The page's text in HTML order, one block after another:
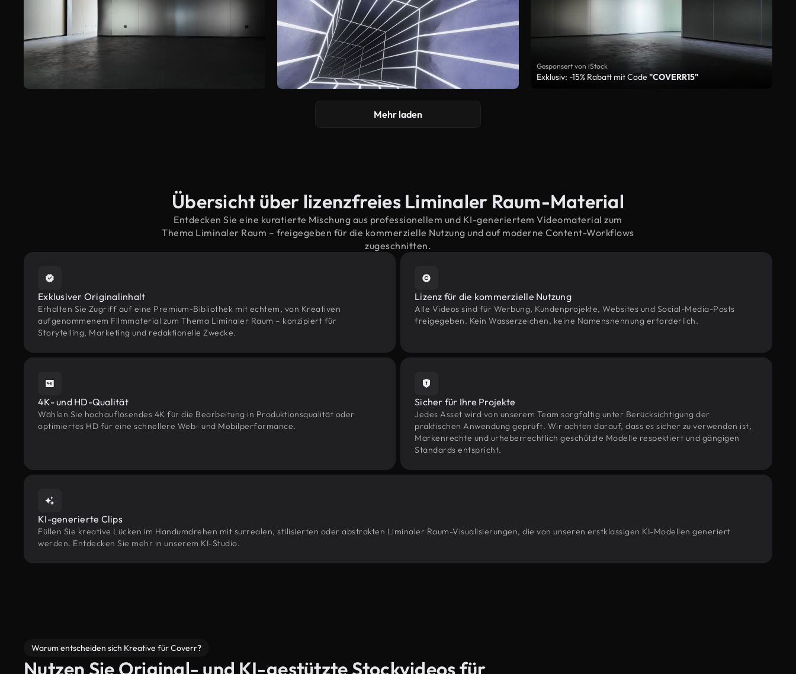
Gesponsert von iStock
Exklusiv: -15% Rabatt mit Code "COVERR15"
Mehr laden
Übersicht über lizenzfreies Liminaler Raum-Material
Entdecken Sie eine kuratierte Mischung aus professionellem und KI-generiertem Videomaterial zum
Thema Liminaler Raum – freigegeben für die kommerzielle Nutzung und auf moderne Content-Workflows
zugeschnitten.
Exklusiver Originalinhalt
Erhalten Sie Zugriff auf eine Premium-Bibliothek mit echtem, von Kreativen
aufgenommenem Filmmaterial zum Thema Liminaler Raum – konzipiert für
Storytelling, Marketing und redaktionelle Zwecke.
Lizenz für die kommerzielle Nutzung
Alle Videos sind für Werbung, Kundenprojekte, Websites und Social-Media-Posts
freigegeben. Kein Wasserzeichen, keine Namensnennung erforderlich.
4K- und HD-Qualität
Wählen Sie hochauflösendes 4K für die Bearbeitung in Produktionsqualität oder
optimiertes HD für eine schnellere Web- und Mobilperformance.
Sicher für Ihre Projekte
Jedes Asset wird von unserem Team sorgfältig unter Berücksichtigung der
praktischen Anwendung geprüft. Wir achten darauf, dass es sicher zu verwenden ist,
Markenrechte und urheberrechtlich geschützte Modelle respektiert und gängigen
Standards entspricht.
KI-generierte Clips
Füllen Sie kreative Lücken im Handumdrehen mit surrealen, stilisierten oder abstrakten Liminaler Raum-Visualisierungen, die von unseren erstklassigen KI-Modellen generiert
werden. Entdecken Sie mehr in unserem KI-Studio.
Warum entscheiden sich Kreative für Coverr?
Nutzen Sie Original- und KI-gestützte Stockvideos für